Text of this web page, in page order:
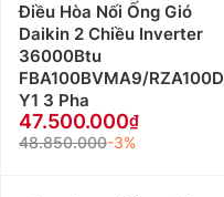
Điều Hòa Nối Ống Gió
Daikin 2 Chiều Inverter
36000Btu
FBA100BVMA9/RZA100D
Y1 3 Pha
47.500.000
48.850.000-3%